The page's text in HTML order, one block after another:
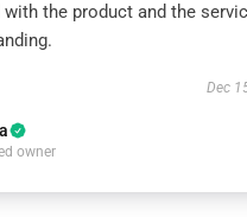
with the product and the
Dec
owner